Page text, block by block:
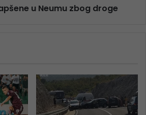
u Neumu zbog droge